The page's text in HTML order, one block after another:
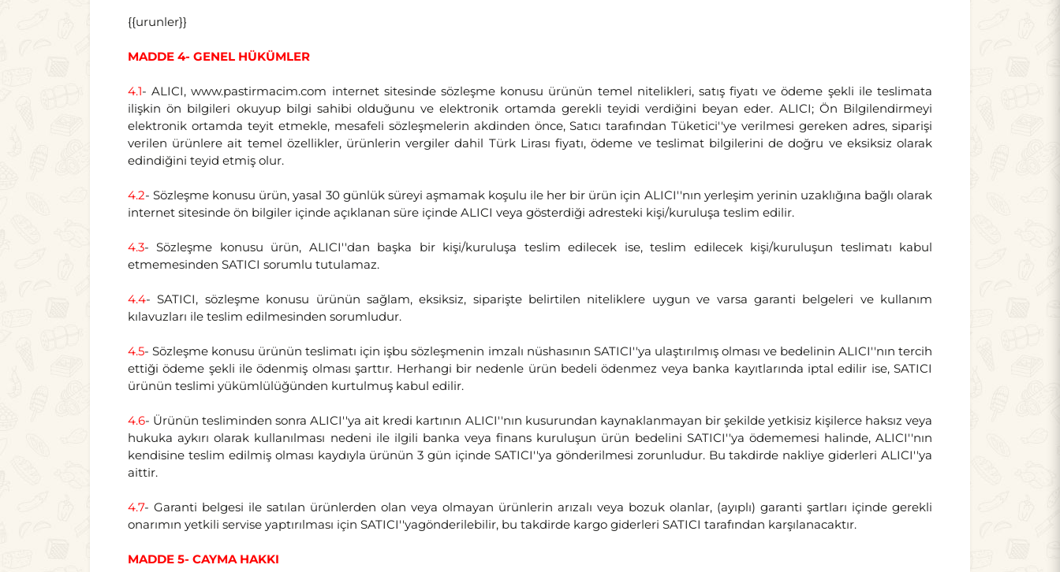
{{urunler}}
MADDE 4- GENEL HÜKÜMLER
4.1- ALICI, www.pastirmacim.com internet sitesinde sözleşme konusu ürünün temel nitelikleri, satış fiyatı ve ödeme şekli ile teslimata
ilişkin ön bilgileri okuyup bilgi sahibi olduğunu ve elektronik ortamda gerekli teyidi verdiğini beyan eder. ALICI; Ön Bilgilendirmeyi
elektronik ortamda teyit etmekle, mesafeli sözleşmelerin akdinden önce, Satıcı tarafından Tüketici''ye verilmesi gereken adres, siparişi
verilen ürünlere ait temel özellikler, ürünlerin vergiler dahil Türk Lirası fiyatı, ödeme ve teslimat bilgilerini de doğru ve eksiksiz olarak
edindiğini teyid etmiş olur.
4.2- Sözleşme konusu ürün, yasal 30 günlük süreyi aşmamak koşulu ile her bir ürün için ALICI''nın yerleşim yerinin uzaklığına bağlı olarak
internet sitesinde ön bilgiler içinde açıklanan süre içinde ALICI veya gösterdiği adresteki kişi/kuruluşa teslim edilir.
4.3- Sözleşme konusu ürün, ALICI''dan başka bir kişi/kuruluşa teslim edilecek ise, teslim edilecek kişi/kuruluşun teslimatı kabul
etmemesinden SATICI sorumlu tutulamaz.
4.4- SATICI, sözleşme konusu ürünün sağlam, eksiksiz, siparişte belirtilen niteliklere uygun ve varsa garanti belgeleri ve kullanım
kılavuzları ile teslim edilmesinden sorumludur.
4.5- Sözleşme konusu ürünün teslimatı için işbu sözleşmenin imzalı nüshasının SATICI''ya ulaştırılmış olması ve bedelinin ALICI''nın tercih
ettiği ödeme şekli ile ödenmiş olması şarttır. Herhangi bir nedenle ürün bedeli ödenmez veya banka kayıtlarında iptal edilir ise, SATICI
ürünün teslimi yükümlülüğünden kurtulmuş kabul edilir.
4.6- Ürünün tesliminden sonra ALICI''ya ait kredi kartının ALICI''nın kusurundan kaynaklanmayan bir şekilde yetkisiz kişilerce haksız veya
hukuka aykırı olarak kullanılması nedeni ile ilgili banka veya finans kuruluşun ürün bedelini SATICI''ya ödememesi halinde, ALICI''nın
kendisine teslim edilmiş olması kaydıyla ürünün 3 gün içinde SATICI''ya gönderilmesi zorunludur. Bu takdirde nakliye giderleri ALICI''ya
aittir.
4.7- Garanti belgesi ile satılan ürünlerden olan veya olmayan ürünlerin arızalı veya bozuk olanlar, (ayıplı) garanti şartları içinde gerekli
onarımın yetkili servise yaptırılması için SATICI''yagönderilebilir, bu takdirde kargo giderleri SATICI tarafından karşılanacaktır.
MADDE 5- CAYMA HAKKI